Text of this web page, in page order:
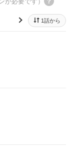
next 1話から